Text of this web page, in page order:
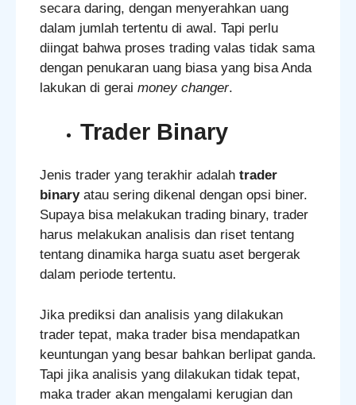
secara daring, dengan menyerahkan uang
dalam jumlah tertentu di awal. Tapi perlu
diingat bahwa proses trading valas tidak sama
dengan penukaran uang biasa yang bisa Anda
lakukan di gerai money changer.
Trader Binary
Jenis trader yang terakhir adalah trader
binary atau sering dikenal dengan opsi biner.
Supaya bisa melakukan trading binary, trader
harus melakukan analisis dan riset tentang
tentang dinamika harga suatu aset bergerak
dalam periode tertentu.
Jika prediksi dan analisis yang dilakukan
trader tepat, maka trader bisa mendapatkan
keuntungan yang besar bahkan berlipat ganda.
Tapi jika analisis yang dilakukan tidak tepat,
maka trader akan mengalami kerugian dan